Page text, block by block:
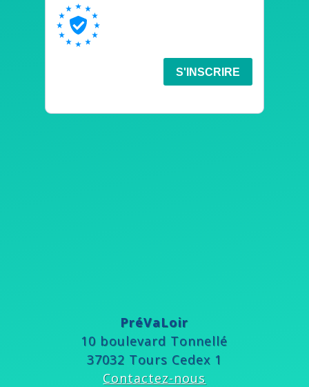
PréVaLoir
10 boulevard Tonnellé
37032 Tours Cedex 1
Contactez-nous